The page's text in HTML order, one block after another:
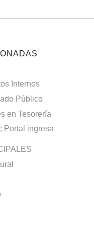
Internos
Público
en Tesorería
Portal ingresa